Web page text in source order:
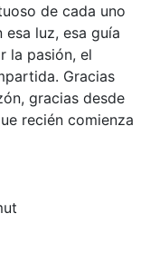
de cada uno
luz, esa guía
la pasión, el
Gracias
gracias desde
recién comienza